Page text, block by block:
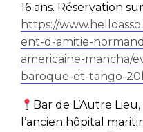
16 ans. Réservation sur
https://
ent-d-amitie-
americaine-mancha/
baroque-et-tango-
Bar de L’Autre
l’ancien hôpital